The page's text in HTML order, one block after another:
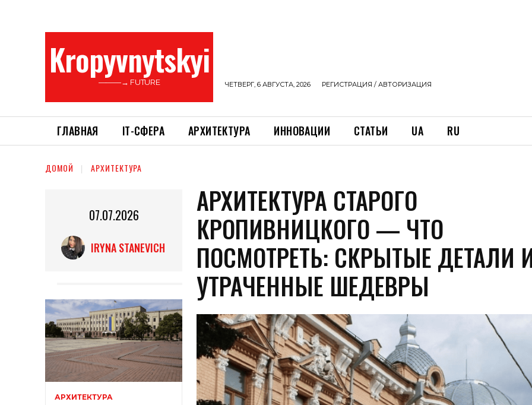
Kropyvnytskyi
———→ FUTURE ЧЕТВЕРГ, 6 АВГУСТА, 2026 РЕГИСТРАЦИЯ / АВТОРИЗАЦИЯ
ГЛАВНАЯ ІТ-СФЕРА АРХИТЕКТУРА ИННОВАЦИИ СТАТЬИ UA RU
ДОМОЙ АРХИТЕКТУРА
07.07.2026
IRYNA STANEVICH
АРХИТЕКТУРА
АРХИТЕКТУРА СТАРОГО
КРОПИВНИЦКОГО — ЧТО
ПОСМОТРЕТЬ: СКРЫТЫЕ ДЕТАЛИ
УТРАЧЕННЫЕ ШЕДЕВРЫ